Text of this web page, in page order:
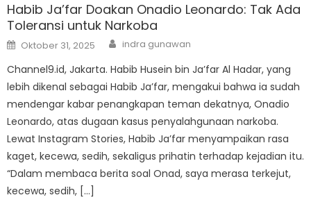
Habib Ja’far Doakan Onadio Leonardo: Tak Ada
Toleransi untuk Narkoba
Posted
on
Oktober 31, 2025 Author
indra gunawan
Channel9.id, Jakarta. Habib Husein bin Ja’far Al Hadar, yang
lebih dikenal sebagai Habib Ja’far, mengakui bahwa ia sudah
mendengar kabar penangkapan teman dekatnya, Onadio
Leonardo, atas dugaan kasus penyalahgunaan narkoba.
Lewat Instagram Stories, Habib Ja’far menyampaikan rasa
kaget, kecewa, sedih, sekaligus prihatin terhadap kejadian itu.
“Dalam membaca berita soal Onad, saya merasa terkejut,
kecewa, sedih, […]